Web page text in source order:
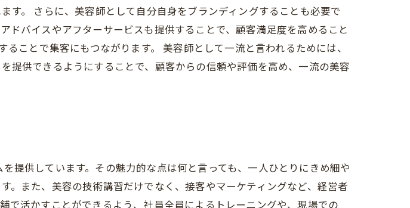
。 さらに、美容師として自分自身をブランディングすることも必要で
バイスやアフターサービスも提供することで、顧客満足度を高めること
ことで集客にもつながります。 美容師として一流と言われるためには、
提供できるようにすることで、顧客からの信頼や評価を高め、一流の美容
提供しています。その魅力的な点は何と言っても、一人ひとりにきめ細や
また、美容の技術講習だけでなく、接客やマーケティングなど、経営者
で活かすことができるよう、社員全員によるトレーニングや、現場での